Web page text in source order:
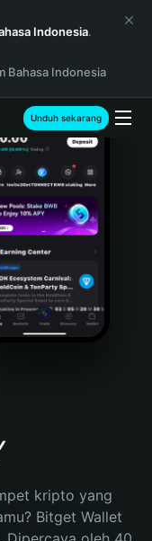
Indonesia.
Bahasa Indonesia
Unduh sekarang
kripto yang
Bitget Wallet